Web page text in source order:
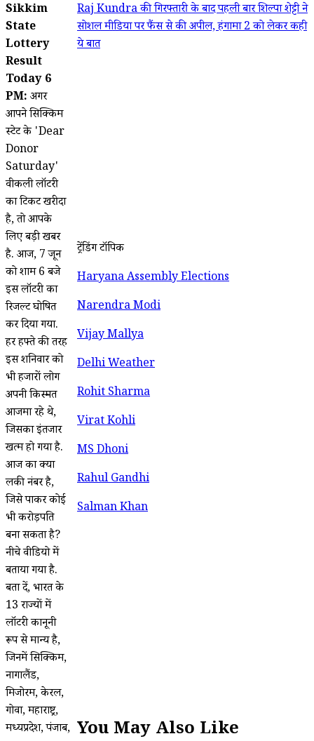
Sikkim
State
Lottery
Result
Today 6
PM: अगर
आपने सिक्किम
स्टेट के 'Dear
Donor
Saturday'
वीकली लॉटरी
का टिकट खरीदा
है, तो आपके
लिए बड़ी खबर
है. आज, 7 जून
को शाम 6 बजे
इस लॉटरी का
रिजल्ट घोषित
कर दिया गया.
हर हफ्ते की तरह
इस शनिवार को
भी हजारों लोग
अपनी किस्मत
आजमा रहे थे,
जिसका इंतजार
खत्म हो गया है.
आज का क्या
लकी नंबर है,
जिसे पाकर कोई
भी करोड़पति
बना सकता है?
नीचे वीडियो में
बताया गया है.
बता दें, भारत के
13 राज्यों में
लॉटरी कानूनी
रूप से मान्य है,
जिनमें सिक्किम,
नागालैंड,
मिजोरम, केरल,
गोवा, महाराष्ट्र,
मध्यप्रदेश, पंजाब,
Raj Kundra की गिरफ्तारी के बाद पहली बार शिल्पा शेट्टी ने
सोशल मीडिया पर फैंस से की अपील, हंगामा 2 को लेकर कही
ये बात
ट्रेंडिंग टॉपिक
Haryana Assembly Elections
Narendra Modi
Vijay Mallya
Delhi Weather
Rohit Sharma
Virat Kohli
MS Dhoni
Rahul Gandhi
Salman Khan
You May Also Like